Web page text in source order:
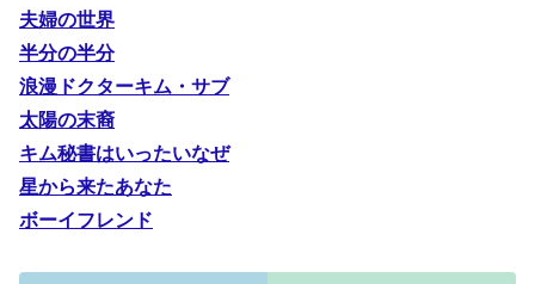
夫婦の世界
半分の半分
浪漫ドクターキム・サブ
太陽の末裔
キム秘書はいったいなぜ
星から来たあなた
ボーイフレンド